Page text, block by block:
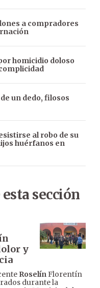
a compradores
homicidio doloso
un dedo, filosos
al robo de su
huérfanos en
sección
y
RoselínFlorentín
durante la